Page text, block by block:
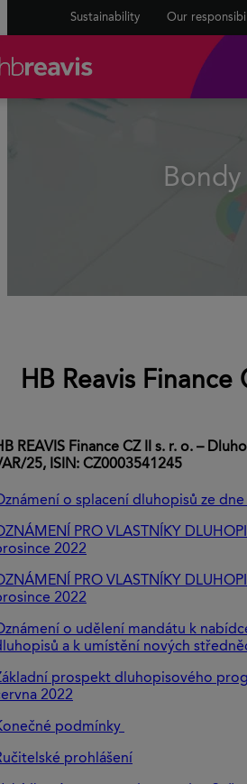
Sustainability Our
Bondy
HB Reavis Finance
REAVIS Finance CZ II s. r. o. –
25, ISIN: CZ0003541245
o splacení dluhopisů ze dne
PRO VLASTNÍKY
2022
PRO VLASTNÍKY
2022
o udělení mandátu k
a k umístění nových
prospekt dluhopisového
2022
podmínky
prohlášení